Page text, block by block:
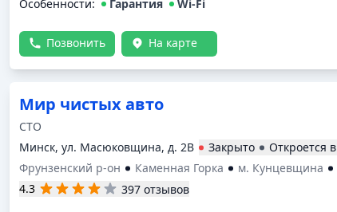
Особенности:
Гарантия Wi-Fi
Позвонить На карте
Мир чистых авто
СТО
Минск, ул. Масюковщина, д. 2В
Закрыто Откроется в
Фрунзенский р-он
Каменная Горка м. Кунцевщина
4.3
397 отзывов